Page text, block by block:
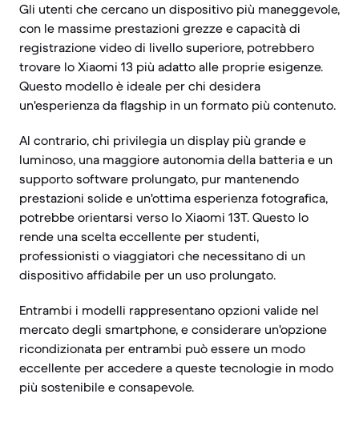
Gli utenti che cercano un dispositivo più maneggevole,
con le massime prestazioni grezze e capacità di
registrazione video di livello superiore, potrebbero
trovare lo Xiaomi 13 più adatto alle proprie esigenze.
Questo modello è ideale per chi desidera
un'esperienza da flagship in un formato più contenuto.
Al contrario, chi privilegia un display più grande e
luminoso, una maggiore autonomia della batteria e un
supporto software prolungato, pur mantenendo
prestazioni solide e un'ottima esperienza fotografica,
potrebbe orientarsi verso lo Xiaomi 13T. Questo lo
rende una scelta eccellente per studenti,
professionisti o viaggiatori che necessitano di un
dispositivo affidabile per un uso prolungato.
Entrambi i modelli rappresentano opzioni valide nel
mercato degli smartphone, e considerare un'opzione
ricondizionata per entrambi può essere un modo
eccellente per accedere a queste tecnologie in modo
più sostenibile e consapevole.